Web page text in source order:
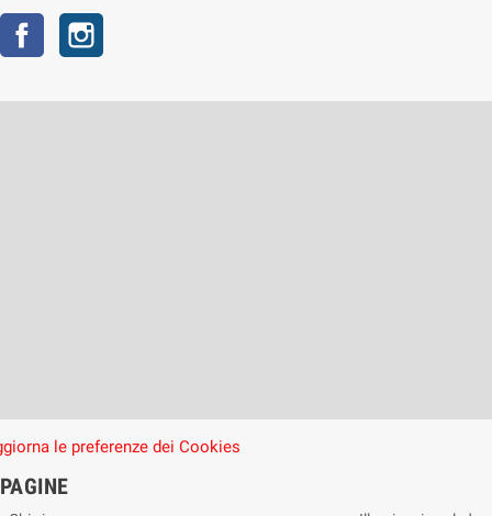
Facebook
le preferenze dei Cookies
PAGINE